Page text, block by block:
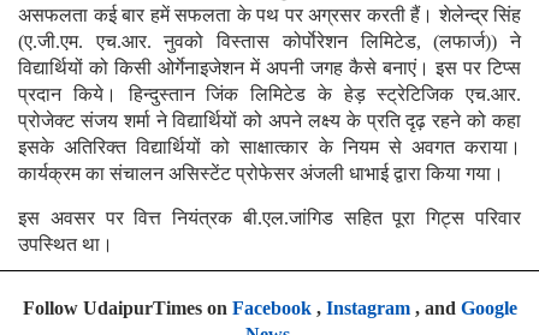
असफलता कई बार हमें सफलता के पथ पर अग्रसर करती हैं। शेलेन्द्र सिंह
(ए.जी.एम. एच.आर. नुवको विस्तास कोर्पाेरेशन लिमिटेड, (लफार्ज)) ने
विद्यार्थियों को किसी ओर्गेनाइजेशन में अपनी जगह कैसे बनाएं। इस पर टिप्स
प्रदान किये। हिन्दुस्तान जिंक लिमिटेड के हेड़ स्ट्रेटिजिक एच.आर.
प्रोजेक्ट संजय शर्मा ने विद्यार्थियों को अपने लक्ष्य के प्रति दृढ़ रहने को कहा
इसके अतिरिक्त विद्यार्थियों को साक्षात्कार के नियम से अवगत कराया।
कार्यक्रम का संचालन असिस्टेंट प्रोफेसर अंजली धाभाई द्वारा किया गया।
इस अवसर पर वित्त नियंत्रक बी.एल.जांगिड सहित पूरा गिट्स परिवार
उपस्थित था।
Follow UdaipurTimes on Facebook, Instagram, and Google